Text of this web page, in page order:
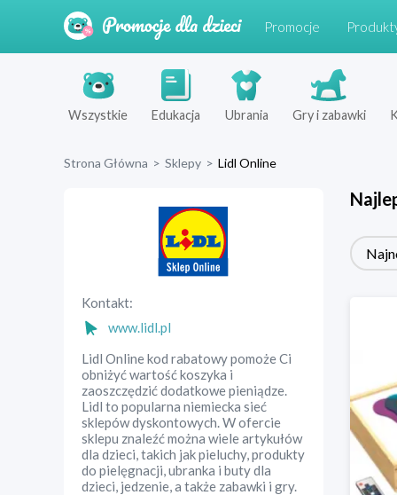
Promocje
Wszystkie Edukacja Ubrania Gry i zabawki
Strona Główna > Sklepy > Lidl Online
Kontakt:
www.lidl.pl
Lidl Online kod rabatowy pomoże Ci
obniżyć wartość koszyka i
zaoszczędzić dodatkowe pieniądze.
Lidl to popularna niemiecka sieć
sklepów dyskontowych. W ofercie
sklepu znaleźć można wiele artykułów
dla dzieci, takich jak pieluchy, produkty
do pielęgnacji, ubranka i buty dla
dzieci, jedzenie, a także zabawki i gry.